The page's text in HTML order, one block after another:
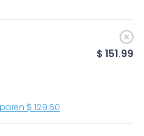
$ 151.99
$ 129.60